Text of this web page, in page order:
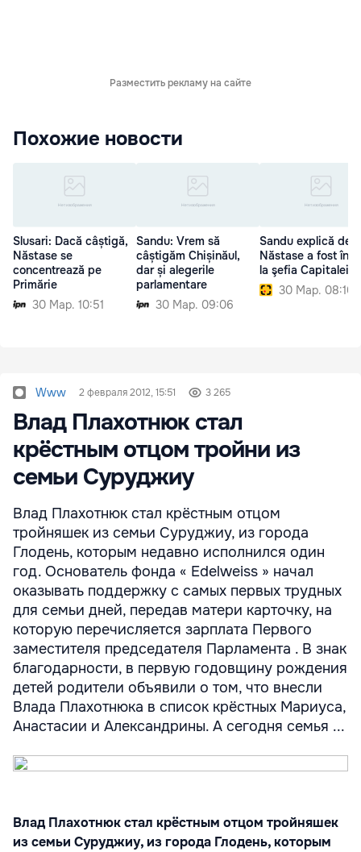
Разместить рекламу на сайте
Похожие новости
Slusari: Dacă câștigă,
Năstase se
concentrează pe
Primărie
30 Мар. 10:51
Sandu: Vrem să
câștigăm Chișinăul,
dar și alegerile
parlamentare
30 Мар. 09:06
Sandu explică de
Năstase a fost
la şefia Capitalei
30 Мар. 08:10
Www 2 февраля 2012, 15:51 3 265
Влад Плахотнюк стал
крёстным отцом тройни из
семьи Суруджиу
Влад Плахотнюк стал крёстным отцом
тройняшек из семьи Суруджиу, из города
Глодень, которым недавно исполнился один
год. Основатель фонда « Edelweiss » начал
оказывать поддержку с самых первых трудных
для семьи дней, передав матери карточку, на
которую перечисляется зарплата Первого
заместителя председателя Парламента . В знак
благодарности, в первую годовщину рождения
детей родители объявили о том, что внесли
Влада Плахотнюка в список крёстных Мариуса,
Анастасии и Александрины. А сегодня семья ...
Влад Плахотнюк стал крёстным отцом тройняшек
из семьи Суруджиу, из города Глодень, которым